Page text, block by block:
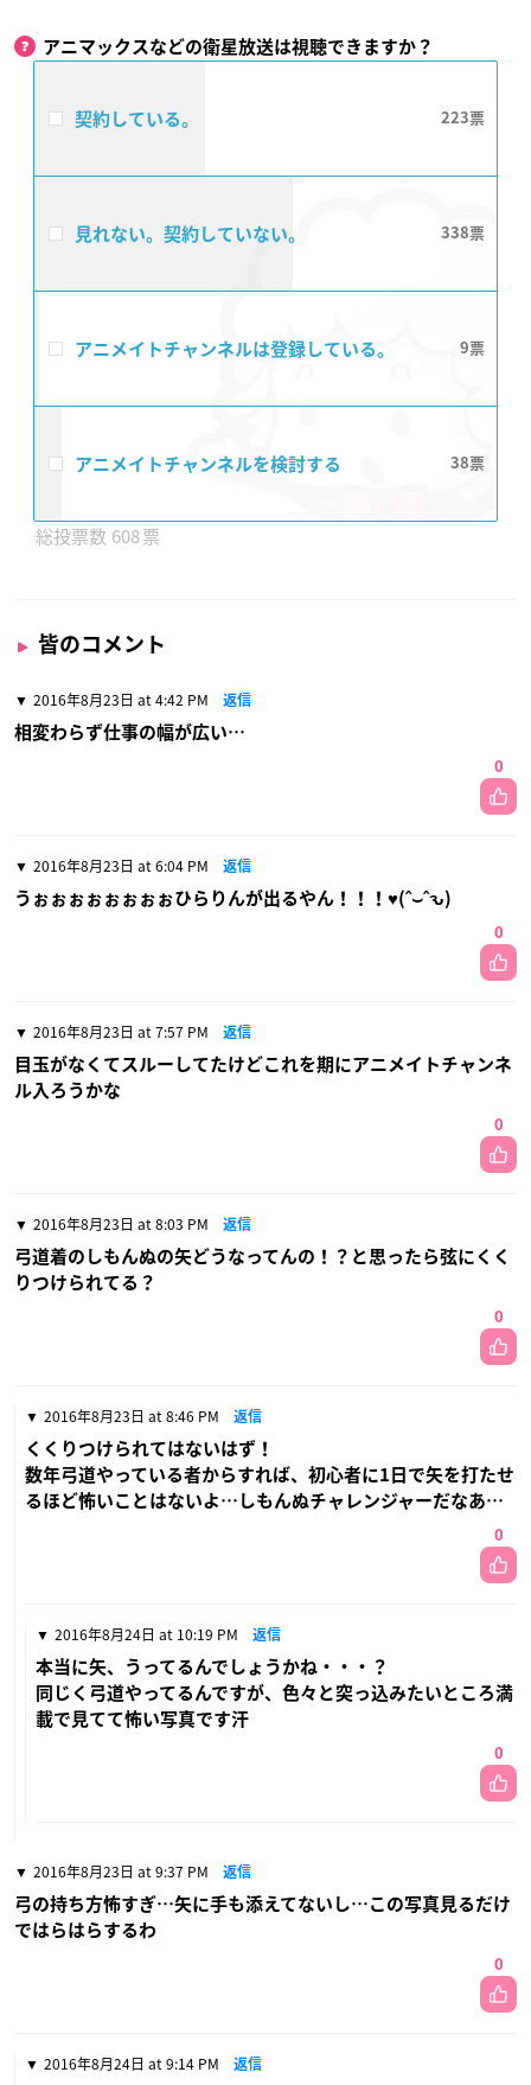
アニマックスなどの衛星放送は視聴できますか？
契約している。 223
見れない。契約していない。 338
アニメイトチャンネルは登録している。 9
アニメイトチャンネルを検討する 38
608
皆のコメント
2016年8月23日 at 4:42 PM 返信
相変わらず仕事の幅が広い…
0
2016年8月23日 at 6:04 PM 返信
うぉぉぉぉぉぉぉぉひらりんが出るやん！！！♥(ˆ⌣ˆԅ)
0
2016年8月23日 at 7:57 PM 返信
目玉がなくてスルーしてたけどこれを期にアニメイトチャンネ
ル入ろうかな
0
2016年8月23日 at 8:03 PM 返信
弓道着のしもんぬの矢どうなってんの！？と思ったら弦にくく
りつけられてる？
0
2016年8月23日 at 8:46 PM 返信
くくりつけられてはないはず！
数年弓道やっている者からすれば、初心者に1日で矢を打たせ
るほど怖いことはないよ…しもんぬチャレンジャーだなあ…
0
2016年8月24日 at 10:19 PM 返信
本当に矢、うってるんでしょうかね・・・？
同じく弓道やってるんですが、色々と突っ込みたいところ満
載で見てて怖い写真です汗
0
2016年8月23日 at 9:37 PM 返信
弓の持ち方怖すぎ…矢に手も添えてないし…この写真見るだけ
ではらはらするわ
0
2016年8月24日 at 9:14 PM 返信